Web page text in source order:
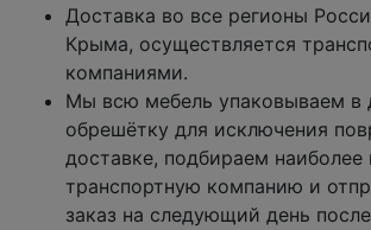
Доставка во все регионы
Крыма, осуществляется
компаниями.
Мы всю мебель упаковываем в
обрешётку для исключения
доставке, подбираем
транспортную компанию и
заказ на следующий день